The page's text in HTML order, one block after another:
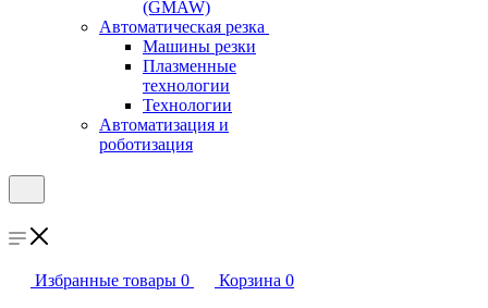
(GMAW)
Автоматическая резка
Машины резки
Плазменные
технологии
Технологии
Автоматизация и
роботизация
Избранные товары 0 Корзина 0